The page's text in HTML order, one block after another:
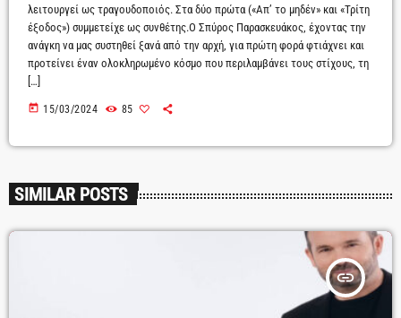
λειτουργεί ως τραγουδοποιός. Στα δύο πρώτα («Απ’ το μηδέν» και «Τρίτη
έξοδος») συμμετείχε ως συνθέτης.Ο Σπύρος Παρασκευάκος, έχοντας την
ανάγκη να μας συστηθεί ξανά από την αρχή, για πρώτη φορά φτιάχνει και
προτείνει έναν ολοκληρωμένο κόσμο που περιλαμβάνει τους στίχους, τη
[…]
today 15/03/2024 85
SIMILAR POSTS
insert_link